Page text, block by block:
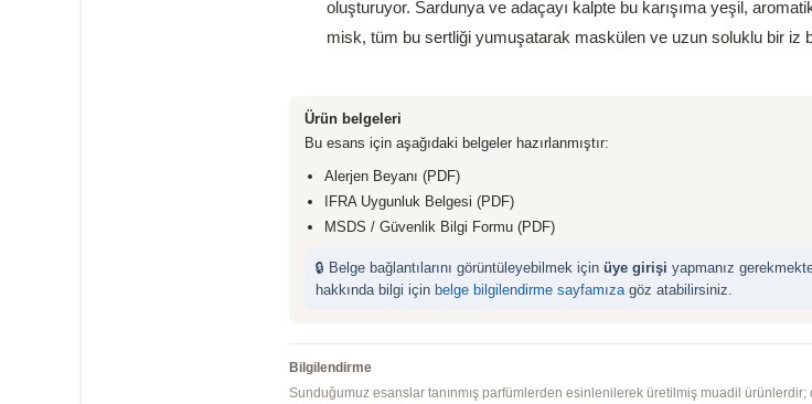
oluşturuyor. Sardunya ve adaçayı kalpte bu karışıma yeşil,
misk, tüm bu sertliği yumuşatarak maskülen ve uzun soluklu bir iz
Ürün belgeleri
Bu esans için aşağıdaki belgeler hazırlanmıştır:
Alerjen Beyanı (PDF)
IFRA Uygunluk Belgesi (PDF)
MSDS / Güvenlik Bilgi Formu (PDF)
🔒 Belge bağlantılarını görüntüleyebilmek için üye girişi yapmanız
hakkında bilgi için belge bilgilendirme sayfamıza göz atabilirsiniz.
Bilgilendirme
Sunduğumuz esanslar tanınmış parfümlerden esinlenilerek üretilmiş muadil